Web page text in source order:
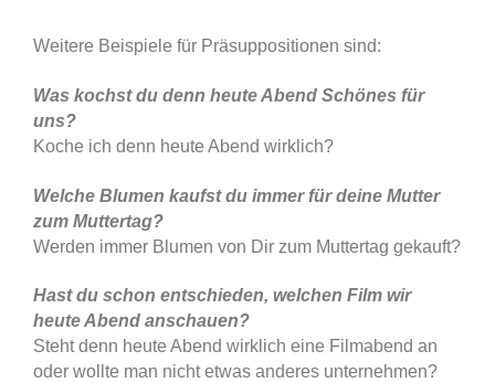
Weitere Beispiele für Präsuppositionen sind:
Was kochst du denn heute Abend Schönes für
uns?
Koche ich denn heute Abend wirklich?
Welche Blumen kaufst du immer für deine Mutter
zum Muttertag?
Werden immer Blumen von Dir zum Muttertag gekauft?
Hast du schon entschieden, welchen Film wir
heute Abend anschauen?
Steht denn heute Abend wirklich eine Filmabend an
oder wollte man nicht etwas anderes unternehmen?